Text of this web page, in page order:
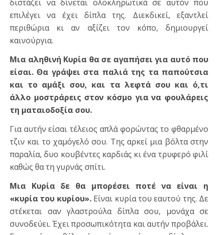
διστάζει να δίνεται ολοκληρωτικά σε αυτόν που
επιλέγει να έχει δίπλα της. Διεκδικεί, εξαντλεί
περιθώρια κι αν αξίζει τον κόπο, δημιουργεί
καινούργια.
Μια αληθινή Κυρία θα σε αγαπήσει για αυτό που
είσαι. Θα γράψει στα παλιά της τα παπούτσια
και το αμάξι σου, και τα λεφτά σου και ό,τι
άλλο μοστράρεις στον κόσμο για να φουλάρεις
τη ματαιοδοξία σου.
Για αυτήν είσαι τέλειος απλά φορώντας το φθαρμένο
τζιν και το χαμόγελό σου. Της αρκεί μια βόλτα στην
παραλία, δυο κουβέντες καρδιάς κι ένα τρυφερό φιλί
καθώς θα τη γυρνάς σπίτι.
Μια Κυρία δε θα μπορέσει ποτέ να είναι η
«κυρία του κυρίου». Είναι κυρία του εαυτού της. Δε
στέκεται σαν γλαστρούλα δίπλα σου, μονάχα σε
συνοδεύει. Έχει προσωπικότητα και αυτήν προβάλει.